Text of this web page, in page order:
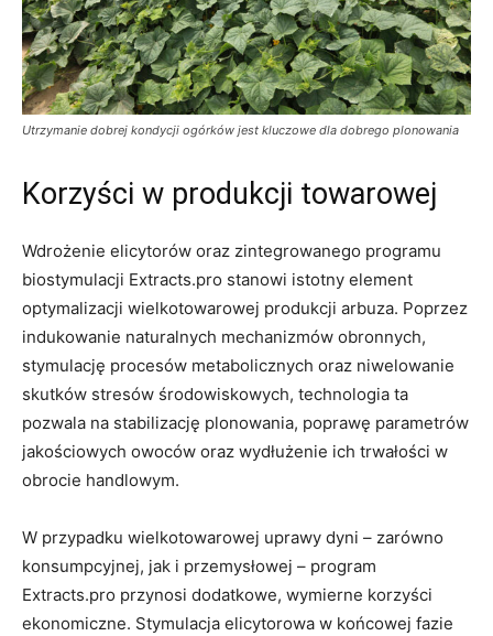
Utrzymanie dobrej kondycji ogórków jest kluczowe dla dobrego plonowania
Korzyści w produkcji towarowej
Wdrożenie elicytorów oraz zintegrowanego programu
biostymulacji Extracts.pro stanowi istotny element
optymalizacji wielkotowarowej produkcji arbuza. Poprzez
indukowanie naturalnych mechanizmów obronnych,
stymulację procesów metabolicznych oraz niwelowanie
skutków stresów środowiskowych, technologia ta
pozwala na stabilizację plonowania, poprawę parametrów
jakościowych owoców oraz wydłużenie ich trwałości w
obrocie handlowym.
W przypadku wielkotowarowej uprawy dyni – zarówno
konsumpcyjnej, jak i przemysłowej – program
Extracts.pro przynosi dodatkowe, wymierne korzyści
ekonomiczne. Stymulacja elicytorowa w końcowej fazie